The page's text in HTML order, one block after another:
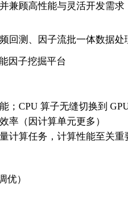
兼顾高性能与灵活开发需
回测、因子流批一体数据处
因子挖掘平台
；CPU 算子无缝切换到
率（因计算单元更多）
计算任务，计算性能至关重
优）